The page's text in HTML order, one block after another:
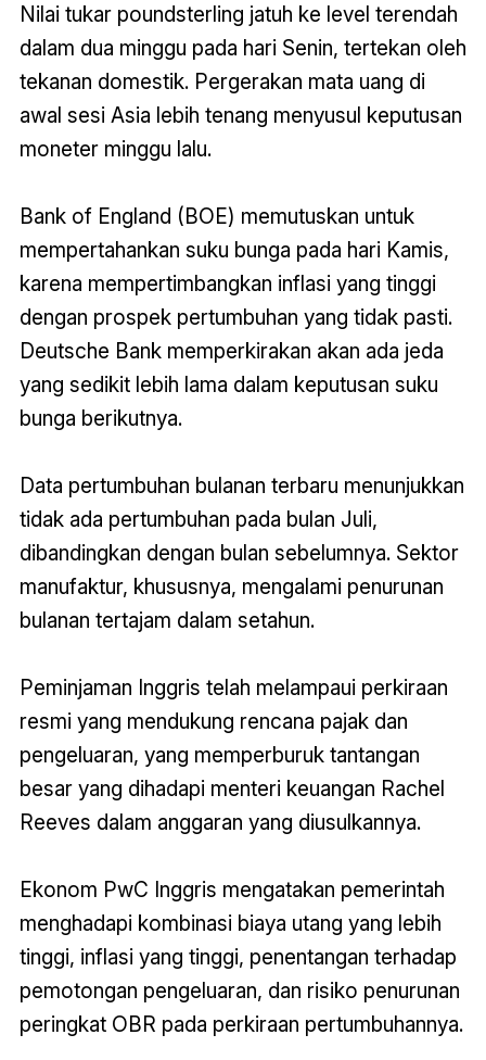
Nilai tukar poundsterling jatuh ke level terendah
dalam dua minggu pada hari Senin, tertekan oleh
tekanan domestik. Pergerakan mata uang di
awal sesi Asia lebih tenang menyusul keputusan
moneter minggu lalu.
Bank of England (BOE) memutuskan untuk
mempertahankan suku bunga pada hari Kamis,
karena mempertimbangkan inflasi yang tinggi
dengan prospek pertumbuhan yang tidak pasti.
Deutsche Bank memperkirakan akan ada jeda
yang sedikit lebih lama dalam keputusan suku
bunga berikutnya.
Data pertumbuhan bulanan terbaru menunjukkan
tidak ada pertumbuhan pada bulan Juli,
dibandingkan dengan bulan sebelumnya. Sektor
manufaktur, khususnya, mengalami penurunan
bulanan tertajam dalam setahun.
Peminjaman Inggris telah melampaui perkiraan
resmi yang mendukung rencana pajak dan
pengeluaran, yang memperburuk tantangan
besar yang dihadapi menteri keuangan Rachel
Reeves dalam anggaran yang diusulkannya.
Ekonom PwC Inggris mengatakan pemerintah
menghadapi kombinasi biaya utang yang lebih
tinggi, inflasi yang tinggi, penentangan terhadap
pemotongan pengeluaran, dan risiko penurunan
peringkat OBR pada perkiraan pertumbuhannya.